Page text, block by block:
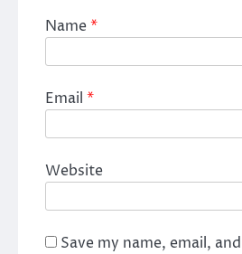
Name*
Email *
Website
Save my name, email,